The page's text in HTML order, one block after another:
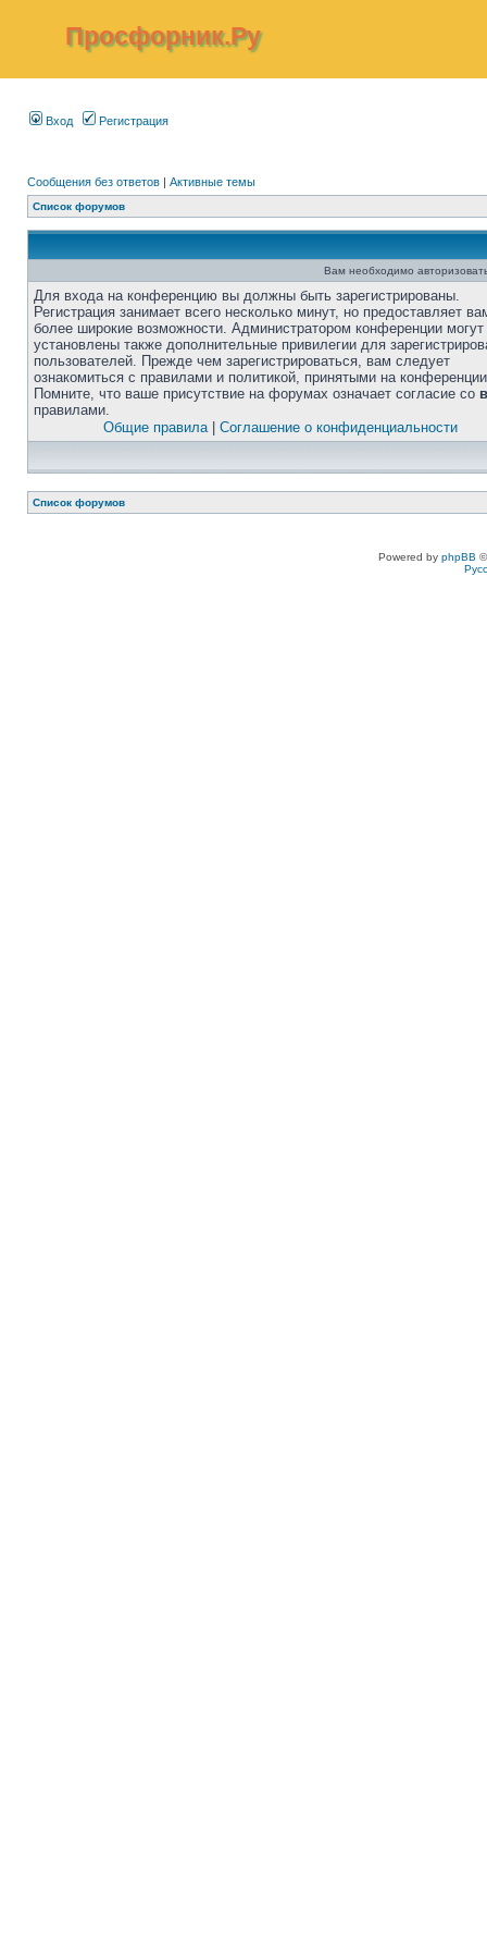
Просфорник.Ру
Вход Регистрация
Сообщения без ответов | Активные темы
Список форумов
Вам необходимо
Для входа на конференцию вы должны быть зарегистрированы.
Регистрация занимает всего несколько минут, но предоставляет
более широкие возможности. Администратором конференции
установлены также дополнительные привилегии для
пользователей. Прежде чем зарегистрироваться, вам следует
ознакомиться с правилами и политикой, принятыми на
Помните, что ваше присутствие на форумах означает согласие со
правилами.
Общие правила| Соглашение о конфиденциальности
Список форумов
Powered by phpBB